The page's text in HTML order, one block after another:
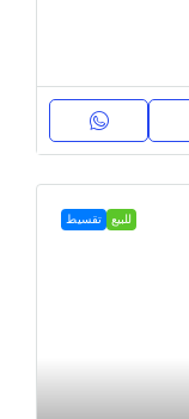
للبيع تقسيط